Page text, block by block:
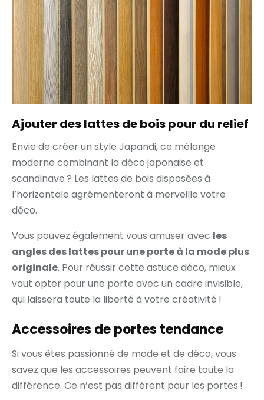
Ajouter des lattes de bois pour du relief
Envie de créer un style Japandi, ce mélange
moderne combinant la déco japonaise et
scandinave ? Les lattes de bois disposées à
l’horizontale agrémenteront à merveille votre
déco.
Vous pouvez également vous amuser avec les
angles des lattes pour une porte à la mode plus
originale. Pour réussir cette astuce déco, mieux
vaut opter pour une porte avec un cadre invisible,
qui laissera toute la liberté à votre créativité !
Accessoires de portes tendance
Si vous êtes passionné de mode et de déco, vous
savez que les accessoires peuvent faire toute la
différence. Ce n’est pas différent pour les portes !